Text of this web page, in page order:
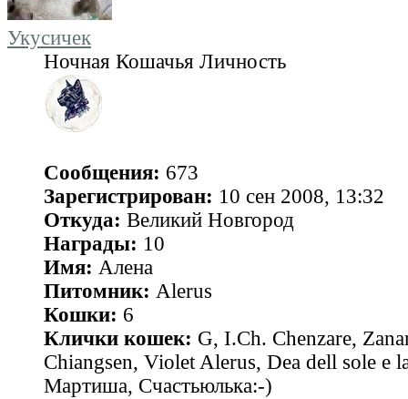
Укусичек
Ночная Кошачья Личность
Сообщения: 673
Зарегистрирован: 10 сен 2008, 13:32
Откуда: Великий Новгород
Награды: 10
Имя: Алена
Питомник: Alerus
Кошки: 6
Клички кошек: G, I.Ch. Chenzare,
Chiangsen, Violet Alerus, Dea dell sole e
Мартиша, Счастьюлька:-)